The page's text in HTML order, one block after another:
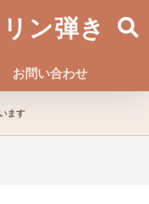
ン弾き
お問い合わせ
ます